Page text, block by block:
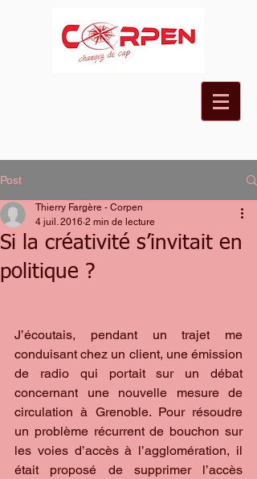
Post
Si la créativité s’invitait en
politique ?
Thierry Fargère - Corpen
4 juil. 2016 2 min de lecture
J’écoutais, pendant un trajet me
conduisant chez un client, une émission
de radio qui portait sur un débat
concernant une nouvelle mesure de
circulation à Grenoble. Pour résoudre
un problème récurrent de bouchon sur
les voies d’accès à l’agglomération, il
était proposé de supprimer l’accès